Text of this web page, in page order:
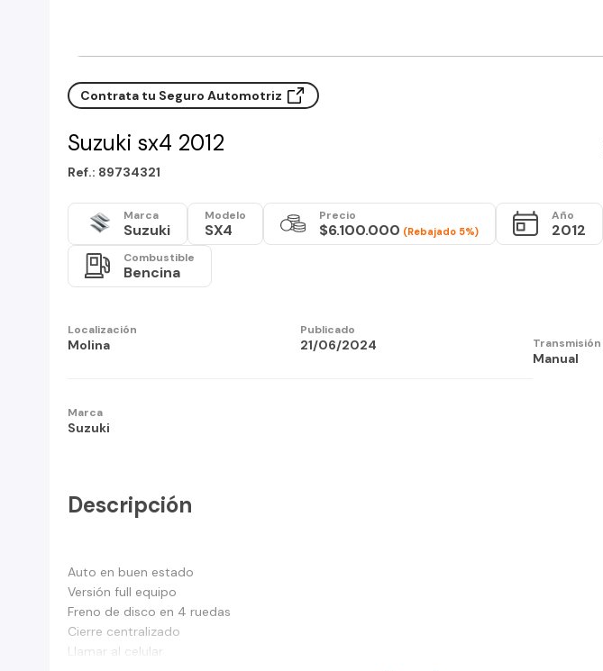
Contrata tu Seguro Automotriz
Suzuki sx4 2012
Ref.: 89734321
Marca
Suzuki
Modelo
SX4
Precio
$6.100.000 (Rebajado 5%)
Año
2012
Combustible
Bencina
Localización
Molina
Publicado
21/06/2024 Transmisión
Manual
Marca
Suzuki
Descripción
Auto en buen estado
Versión full equipo
Freno de disco en 4 ruedas
Cierre centralizado
Llamar al celular